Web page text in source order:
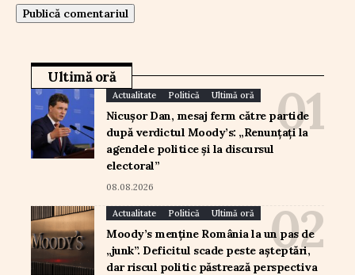
Ultimă oră
Actualitate Politică Ultimă oră
Nicușor Dan, mesaj ferm către partide
după verdictul Moody’s: „Renunțați la
agendele politice și la discursul
electoral”
08.08.2026
Actualitate Politică Ultimă oră
Moody’s menține România la un pas de
„junk”. Deficitul scade peste așteptări,
dar riscul politic păstrează perspectiva